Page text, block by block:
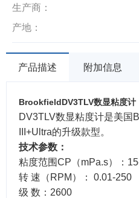
生产商：
产地：
产品描述 附加信息
BrookfieldDV3TLV数显粘度计
DV3TLV数显粘度计是美国
III+Ultra的升级款型。
技术参数：
粘度范围CP（mPa.s）：
转 速（RPM）： 0.01-250
级 数：2600